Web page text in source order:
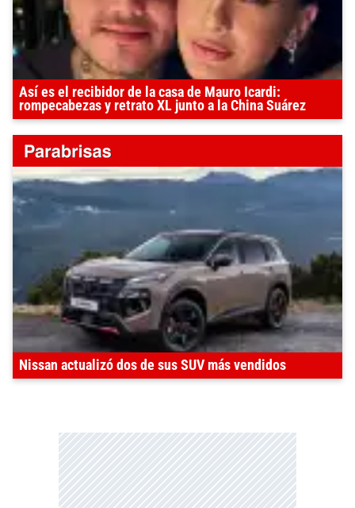
Así es el recibidor de la casa de Mauro Icardi:
rompecabezas y retrato XL junto a la China Suárez
Nissan actualizó dos de sus SUV más vendidos